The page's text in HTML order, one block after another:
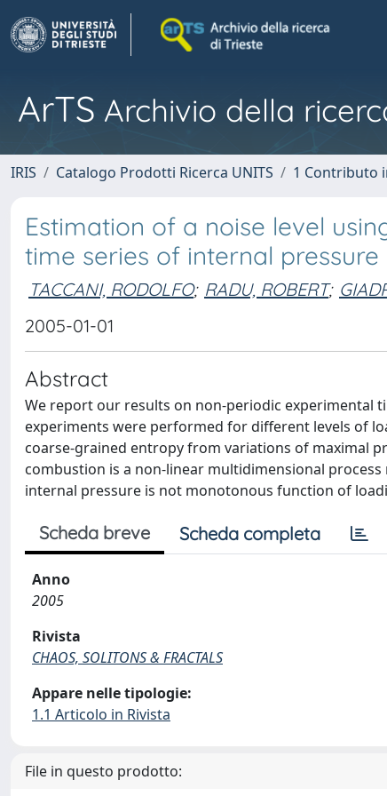
ArTS Archivio della
IRIS Catalogo Prodotti Ricerca UNITS 1 Contributo
Estimation of a noise level
time series of internal
TACCANI, RODOLFO; RADU, ROBERT;
2005-01-01
Abstract
We report our results on non-periodic experimental
experiments were performed for different levels of
coarse-grained entropy from variations of maximal
combustion is a non-linear multidimensional
internal pressure is not monotonous function of
Scheda breve Scheda completa
Anno
2005
Rivista
CHAOS, SOLITONS & FRACTALS
Appare nelle tipologie:
1.1 Articolo in Rivista
File in questo prodotto: